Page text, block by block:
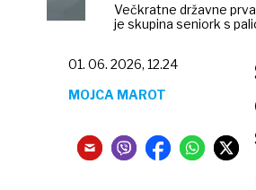
Večkratne državne
je skupina seniork s
01. 06. 2026, 12.24
MOJCA MAROT